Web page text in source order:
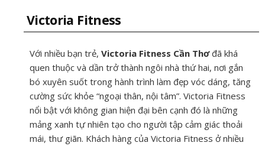
Victoria Fitness
Với nhiều bạn trẻ, Victoria Fitness Cần Thơđã khá
quen thuộc và dần trở thành ngôi nhà thứ hai, nơi gắn
bó xuyên suốt trong hành trình làm đẹp vóc dáng, tăng
cường sức khỏe “ngoại thân, nội tâm”. Victoria Fitness
nổi bật với không gian hiện đại bên cạnh đó là những
mảng xanh tự nhiên tạo cho người tập cảm giác thoải
mái, thư giãn. Khách hàng của Victoria Fitness ở nhiều